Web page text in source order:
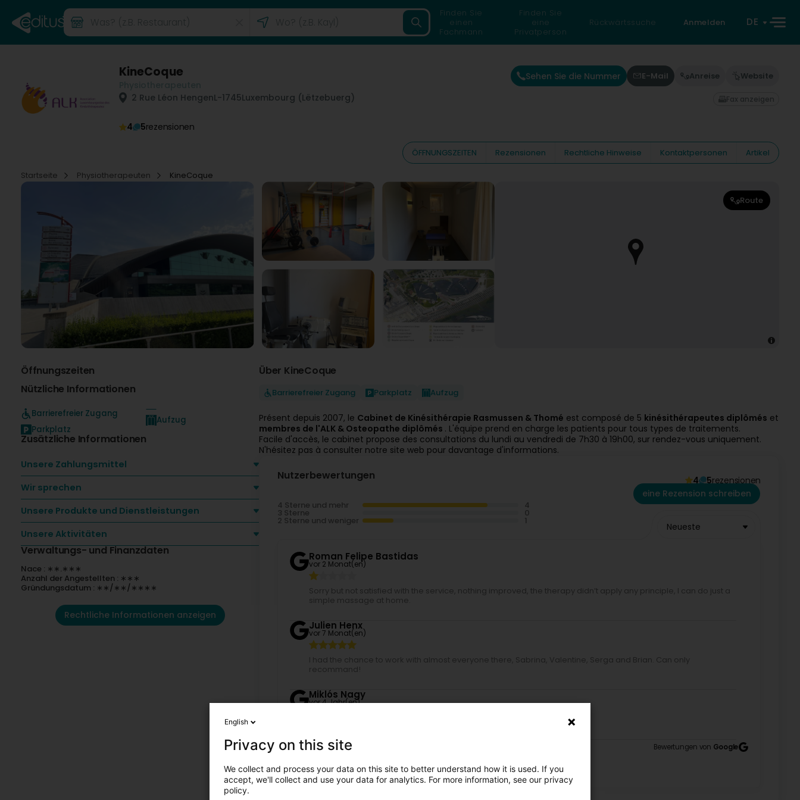
Finden Sie
einen
Fachmann
Finden Sie
eine
Privatperson
Rückwärtssuche Anmelden DE
KineCoque
2 Rue Léon HengenL-1745Luxembourg (Lëtzebuerg)
4 5rezensionen
Sehen Sie die Nummer E-Mail Anreise Website
Fax anzeigen
ÖFFNUNGSZEITEN Rezensionen Rechtliche Hinweise Kontaktpersonen
Artikel
Startseite
Physiotherapeuten KineCoque
Route
Öffnungszeiten
Nützliche Informationen
Barrierefreier Zugang
Parkplatz
Aufzug
Zusätzliche Informationen
Unsere Zahlungsmittel
Wir sprechen
Unsere Produkte und Dienstleistungen
Unsere Aktivitäten
Verwaltungs- und Finanzdaten
Nace : ∗∗.∗∗∗
Anzahl der Angestellten : ∗∗∗
Gründungsdatum : ∗∗/∗∗/∗∗∗∗
Rechtliche Informationen anzeigen
Über KineCoque
Barrierefreier Zugang Parkplatz Aufzug
Présent depuis 2007, le Cabinet de Kinésithérapie Rasmussen & Thomé est composé de 5 kinésithérapeutes diplômés et
membres de l'ALK & Osteopathe diplômés . L'équipe prend en charge les patients pour tous types de traitements.
Facile d'accès, le cabinet propose des consultations du lundi au vendredi de 7h30 à 19h00, sur rendez-vous uniquement.
N'hésitez pas à consulter notre site web pour davantage d'informations.
Nutzerbewertungen 4 5rezensionen
4 Sterne und mehr
3 Sterne
2 Sterne und weniger
eine Rezension schreiben
Neueste
Roman Felipe Bastidas
vor 2 Monat(en)
Sorry but not satisfied with the service, nothing improved, the therapy didn’t apply any principle, I can do just a
simple massage at home.
Julien Henx
vor 7 Monat(en)
I had the chance to work with almost everyone there, Sabrina, Valentine, Serga and Brian. Can only
recommand!
Miklós Nagy
vor 4 Jahr(en)
Miroslav Kurdov (SketchLex)
vor 5 Jahr(en) Bewertungen von Google
English
Privacy on this site
We collect and process your data on this site to better understand how it is used. If you
accept, we'll collect and use your data for analytics. For more information, see our privacy
policy.